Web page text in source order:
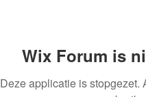
Wix Forum is
Deze applicatie is stopgezet.